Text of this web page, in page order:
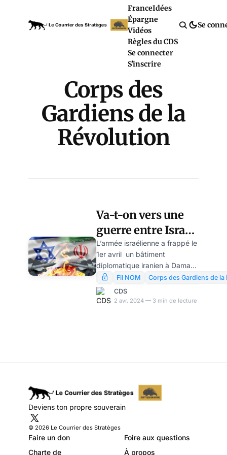
FranceIdées
Épargne
Vidéos
Règles du CDS
Se connecter
S'inscrire
Se
Corps des
Gardiens de la
Révolution
Va-t-on vers une
guerre entre Israël
et l’Iran?
L’armée israélienne a frappé le
1er avril un bâtiment
diplomatique iranien à Damas,
tuant plusieurs officiers
supérieurs et généraux
iraniens. Il y a quelques jours,
L’Iran apparaît de plus en plus
au grand jour comme le
coordinateur des actions
cause palestinienne. Israël ira-
Fil NOM
Corps des Gardiens de la
CDS
2 avr. 2024 — 3 min de lecture
Deviens ton propre souverain
© 2026 Le Courrier des Stratèges
Faire un don
Foire aux questions
Charte de
À propos